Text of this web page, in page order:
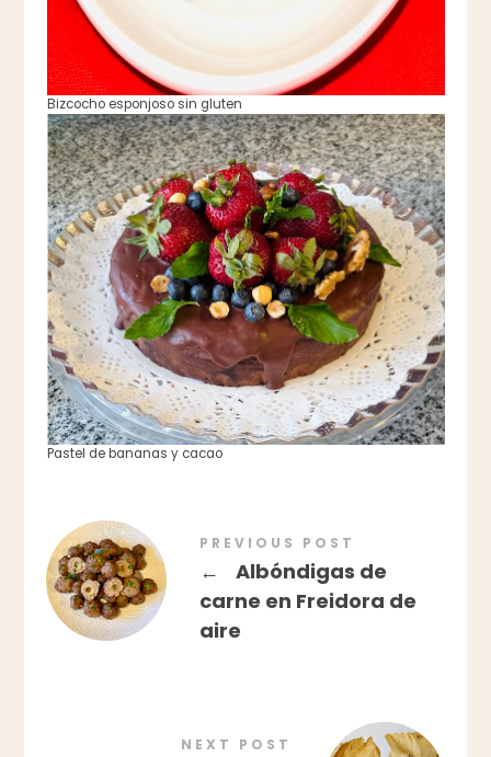
Bizcocho esponjoso sin gluten
Pastel de bananas y cacao
PREVIOUS POST
←
Albóndigas de
carne en Freidora de
aire
NEXT POST